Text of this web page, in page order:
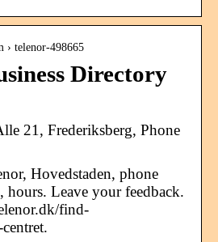
› telenor-498665
Directory
21, Frederiksberg, Phone
Hovedstaden, phone
hours. Leave your feedback.
find-